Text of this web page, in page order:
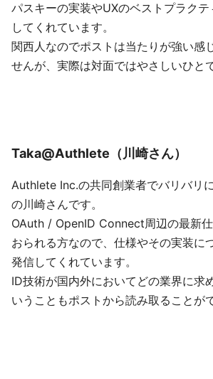
パスキーの実装やUXのベストプラク
してくれています。
関西人なのでポストは当たりが強い感
せんが、実際は対面ではやさしいひとで
Taka@Authlete（川崎さん）
Authlete Inc.の共同創業者でバリバリ
の川崎さんです。
OAuth / OpenID Connect周辺の最新
おられる方なので、仕様やその実装に
発信してくれています。
ID技術が国内外においてどの業界に求
いうこともポストから読み取ることが